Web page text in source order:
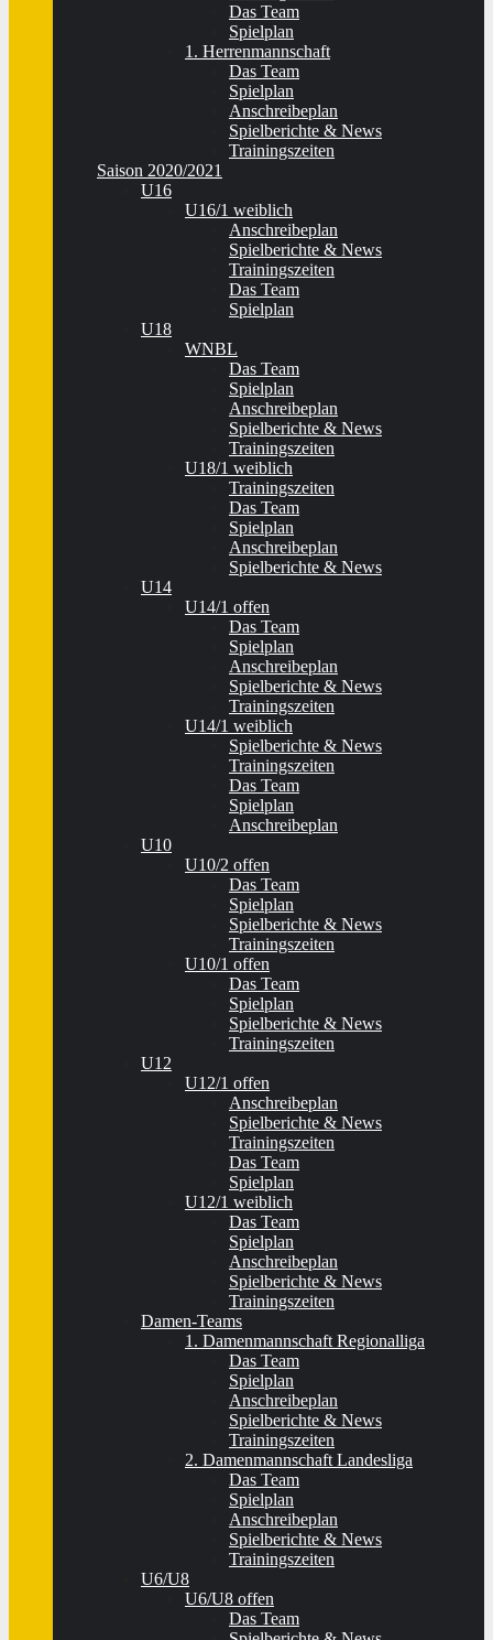
Das Team
Spielplan
1. Herrenmannschaft
Das Team
Spielplan
Anschreibeplan
Spielberichte & News
Trainingszeiten
Saison 2020/2021
U16
U16/1 weiblich
Anschreibeplan
Spielberichte & News
Trainingszeiten
Das Team
Spielplan
U18
WNBL
Das Team
Spielplan
Anschreibeplan
Spielberichte & News
Trainingszeiten
U18/1 weiblich
Trainingszeiten
Das Team
Spielplan
Anschreibeplan
Spielberichte & News
U14
U14/1 offen
Das Team
Spielplan
Anschreibeplan
Spielberichte & News
Trainingszeiten
U14/1 weiblich
Spielberichte & News
Trainingszeiten
Das Team
Spielplan
Anschreibeplan
U10
U10/2 offen
Das Team
Spielplan
Spielberichte & News
Trainingszeiten
U10/1 offen
Das Team
Spielplan
Spielberichte & News
Trainingszeiten
U12
U12/1 offen
Anschreibeplan
Spielberichte & News
Trainingszeiten
Das Team
Spielplan
U12/1 weiblich
Das Team
Spielplan
Anschreibeplan
Spielberichte & News
Trainingszeiten
Damen-Teams
1. Damenmannschaft Regionalliga
Das Team
Spielplan
Anschreibeplan
Spielberichte & News
Trainingszeiten
2. Damenmannschaft Landesliga
Das Team
Spielplan
Anschreibeplan
Spielberichte & News
Trainingszeiten
U6/U8
U6/U8 offen
Das Team